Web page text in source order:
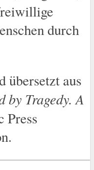
durch
übersetzt aus
by Tragedy. A
Press